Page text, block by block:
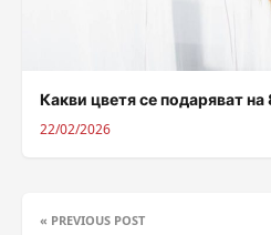
Какви цветя се подаряват
22/02/2026
« PREVIOUS POST